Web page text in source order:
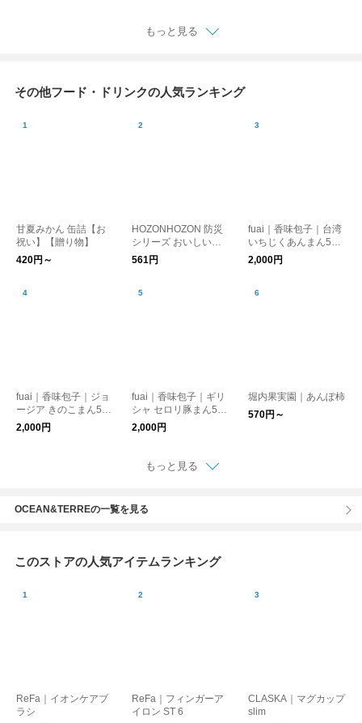
もっと見る
その他フード・ドリンクの人気ランキング
甘夏みかん 缶詰【お
祝い】【贈り物】
420円～
HOZONHOZON 防災
シリーズ おいしいご
はん 長期保存対応食
561円
fuai｜香味包子｜台湾
いちじくあんまん5個
入り【冷凍クール便】
2,000円
fuai｜香味包子｜ジョ
ージア きのこまん5個
入り【冷凍クール便】
2,000円
fuai｜香味包子｜ギリ
シャ セロリ豚まん5個
入り【冷凍クール便】
2,000円
堀内果実園｜あんぽ柿
570円～
もっと見る
OCEAN&TERREの一覧を見る
このストアの人気アイテムランキング
ReFa｜イオンケアブ
ラシ
ReFa｜フィンガーア
イロン ST 6
CLASKA｜マグカップ
slim